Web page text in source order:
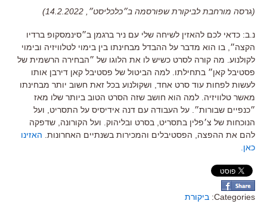
(גרסה מורחבת לביקורת שפורסמה ב״כלכליסט״, 14.2.2022)
נ.ב: כדאי לכם להאזין לשיחה שלי עם ניר ברגמן ב״סינמסקופ ברדיו
הקצה״, בו הוא מדבר על ההבדל מבחינתו בין בימוי לטלוויזיה ובימוי
לקולנוע. מה קורה לסרט כשיש לו את הלוגו של ״הבחירה הרשמית של
פסטיבל קאן״ בתחילתו. למה הביטול של פסטיבל קאן דירבן אותו
לעשות לפחות עוד סרט אחד, ושקולנוע בכל זאת חשוב יותר מבחינתו
מאשר טלוויזיה. למה הוא חושב שזה הסרט הטוב ביותר שלו מאז
״כנפיים שבורות״. על העבודה עם דנה אידיסיס על התסריט, ועל
הנוכחות של צ׳פלין בתסריט, בסרט ובליהוק. ועל הקורונה, שדפקה
להם את ההפצה, הפסטיבלים והמכירות בשנתיים האחרונות. האזינו
כאן.
Categories: ביקורת